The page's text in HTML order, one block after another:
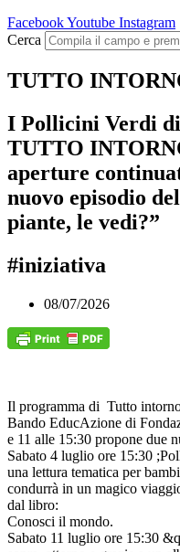
FacebookYoutube Instagram
Cerca
TUTTO
I Pollicini Verdi
TUTTO
aperture
nuovo episodio
piante, le vedi?”
#iniziativa
08/07/2026
Il programma di Tutto
Bando EducAzione di
e 11 alle 15:30 propone due
Sabato 4 luglio ore 15:30
una lettura tematica per
condurrà in un magico
dal libro:
Conosci il mondo.
Sabato 11 luglio ore 15:30